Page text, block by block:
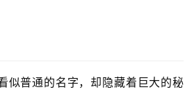
似普通的名字，却隐藏着巨大的秘